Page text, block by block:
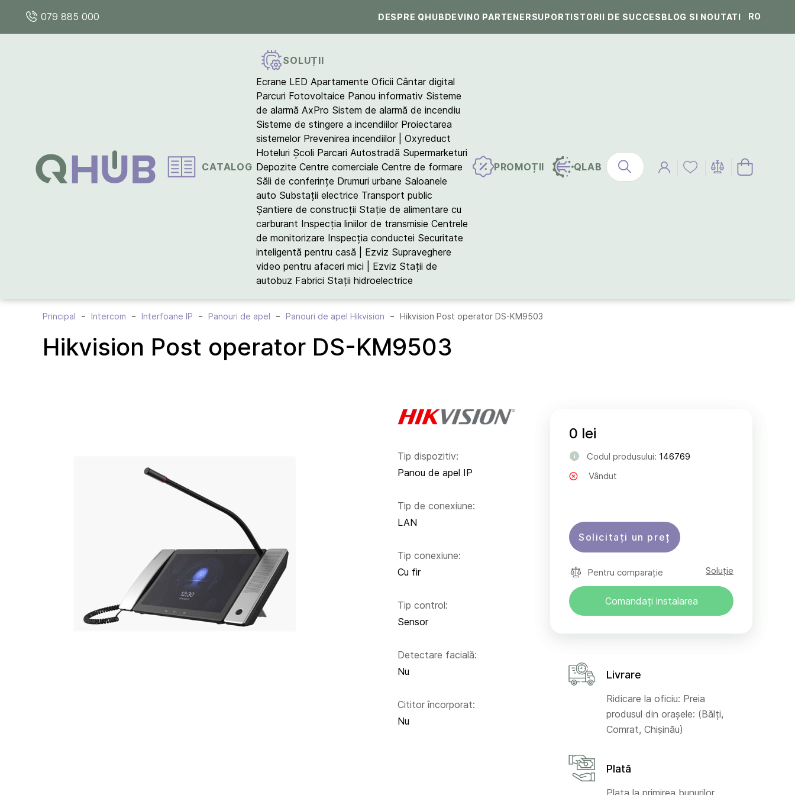
079 885 000 DESPRE QHUBDEVINO PARTENERSUPORTISTORII DE SUCCESBLOG SI NOUTATI RO
CATALOG
SOLUȚII
Ecrane LED Apartamente Oficii Cântar digital
Parcuri Fotovoltaice Panou informativ Sisteme
de alarmă AxPro Sistem de alarmă de incendiu
Sisteme de stingere a incendiilor Proiectarea
sistemelor Prevenirea incendiilor | Oxyreduct
Hoteluri Școli Parcari Autostradă Supermarketuri
Depozite Centre comerciale Centre de formare
Săli de conferințe Drumuri urbane Saloanele
auto Substații electrice Transport public
Șantiere de construcții Stație de alimentare cu
carburant Inspecția liniilor de transmisie Centrele
de monitorizare Inspecția conductei Securitate
inteligentă pentru casă | Ezviz Supraveghere
video pentru afaceri mici | Ezviz Stații de
autobuz Fabrici Stații hidroelectrice
PROMOȚII QLAB
Principal Intercom Interfoane IP Panouri de apel Panouri de apel Hikvision Hikvision Post operator DS-KM9503
Hikvision Post operator DS-KM9503
Tip dispozitiv:
Panou de apel IP
Tip de conexiune:
LAN
Tip conexiune:
Cu fir
Tip control:
Sensor
Detectare facială:
Nu
Cititor încorporat:
Nu
0 lei
Codul produsului: 146769
Vândut
Solicitați un preț
Pentru comparație Soluție
Comandați instalarea
Livrare
Ridicare la oficiu: Preia
produsul din orașele: (Bălți,
Comrat, Chișinău)
Plată
Plata la primirea bunurilor,